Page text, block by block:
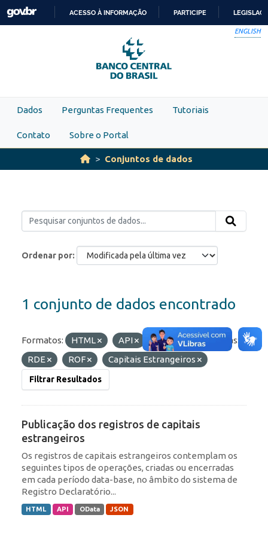
Skip to main content
PARA
O
CONTEÚDO
ACESSO À INFORMAÇÃO PARTICIPE
ENGLISH
Dados Perguntas Frequentes Tutoriais
Contato Sobre o Portal
Conjuntos de dados
Ordenar por
1 conjunto de dados encontrado
Formatos: HTML API OData
Etiquetas:
RDE
ROF Capitais Estrangeiros
Filtrar Resultados
Publicação dos registros de capitais
estrangeiros
Os registros de capitais estrangeiros contemplam os
seguintes tipos de operações, criadas ou encerradas
em cada período data-base, no âmbito do sistema de
Registro Declaratório...
HTML API OData JSON